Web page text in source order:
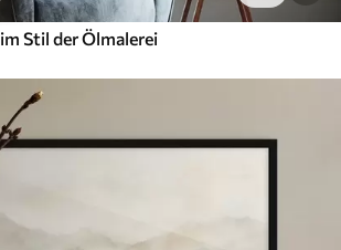
Stil der Ölmalerei